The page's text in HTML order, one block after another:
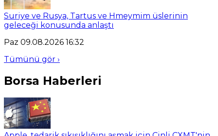
Suriye ve Rusya, Tartus ve Hmeymim üslerinin
geleceği konusunda anlaştı
Paz 09.08.2026 16:32
Tümünü gör ›
Borsa Haberleri